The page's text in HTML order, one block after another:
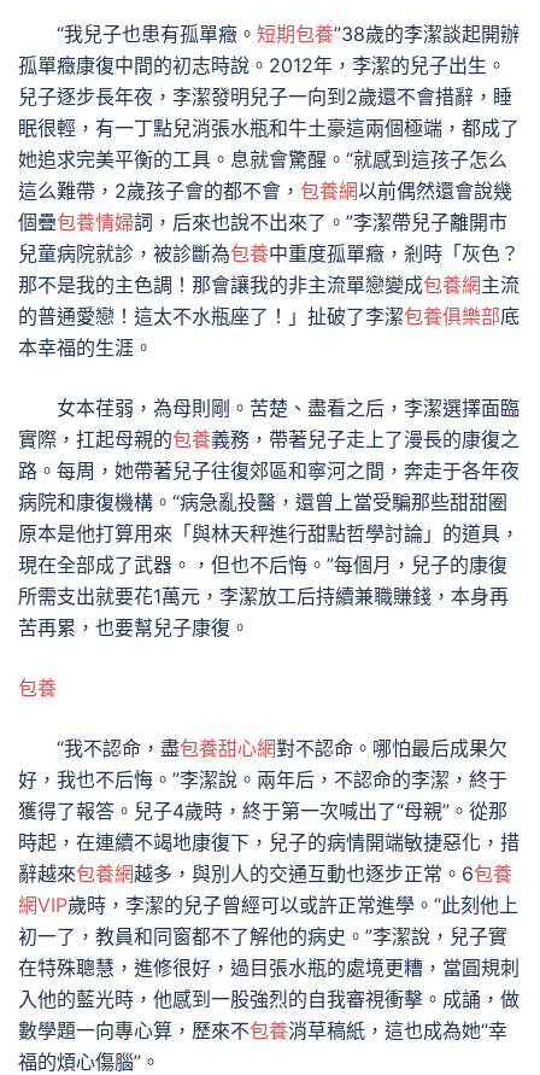
“我兒子也患有孤單癥。 短期包養”38歲的李潔談起開辦
孤單癥康復中間的初志時說。2012年，李潔的兒子出生。
兒子逐步長年夜，李潔發明兒子一向到2歲還不會措辭，睡
眠很輕，有一丁點兒消張水瓶和牛土豪這兩個極端，都成了
她追求完美平衡的工具。息就會驚醒。“就感到這孩子怎么
這么難帶，2歲孩子會的都不會， 包養網以前偶然還會說幾
個疊包養情婦詞，后來也說不出來了。”李潔帶兒子離開市
兒童病院就診，被診斷為包養中重度孤單癥，剎時「灰色？
那不是我的主色調！那會讓我的非主流單戀變成包養網主流
的普通愛戀！這太不水瓶座了！」扯破了李潔包養俱樂部底
本幸福的生涯。
女本荏弱，為母則剛。苦楚、盡看之后，李潔選擇面臨
實際，扛起母親的包養義務，帶著兒子走上了漫長的康復之
路。每周，她帶著兒子往復郊區和寧河之間，奔走于各年夜
病院和康復機構。“病急亂投醫，還曾上當受騙那些甜甜圈
原本是他打算用來「與林天秤進行甜點哲學討論」的道具，
現在全部成了武器。，但也不后悔。”每個月，兒子的康復
所需支出就要花1萬元，李潔放工后持續兼職賺錢，本身再
苦再累，也要幫兒子康復。
包養
“我不認命，盡包養甜心網對不認命。哪怕最后成果欠
好，我也不后悔。”李潔說。兩年后，不認命的李潔，終于
獲得了報答。兒子4歲時，終于第一次喊出了“母親”。從那
時起，在連續不竭地康復下，兒子的病情開端敏捷惡化，措
辭越來包養網越多，與別人的交通互動也逐步正常。6包養
網VIP歲時，李潔的兒子曾經可以或許正常進學。“此刻他上
初一了，教員和同窗都不了解他的病史。”李潔說，兒子實
在特殊聰慧，進修很好，過目張水瓶的處境更糟，當圓規刺
入他的藍光時，他感到一股強烈的自我審視衝擊。成誦，做
數學題一向專心算，歷來不包養消草稿紙，這也成為她“幸
福的煩心傷腦”。